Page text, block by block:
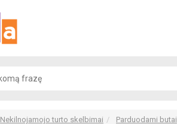
Nekilnojamojo turto skelbimai Parduodami butai